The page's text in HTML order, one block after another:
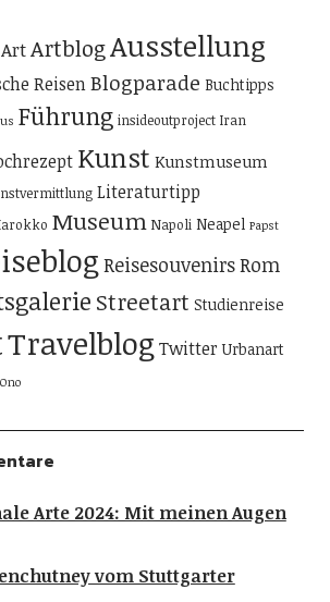
ArtArtblogAusstellung
ReisenBlogparade Buchtipps
Führung insideoutproject Iran
Kunst Kunstmuseum
Literaturtipp
Museum Napoli Neapel Papst
ReisesouvenirsRom
Streetart Studienreise
Travelblog Twitter Urbanart
Arte 2024: Mit meinen Augen
vom Stuttgarter